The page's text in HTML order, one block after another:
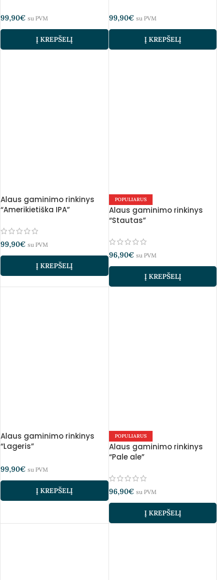
99,90€ su PVM
Į KREPŠELĮ
99,90€ su PVM
Į KREPŠELĮ
Alaus gaminimo rinkinys
“Amerikietiška IPA”
99,90€ su PVM
Į KREPŠELĮ
POPULIARUS
Alaus gaminimo rinkinys
“Stautas”
96,90€ su PVM
Į KREPŠELĮ
Alaus gaminimo rinkinys
“Lageris”
99,90€ su PVM
Į KREPŠELĮ
POPULIARUS
Alaus gaminimo rinkinys
“Pale ale”
96,90€ su PVM
Į KREPŠELĮ